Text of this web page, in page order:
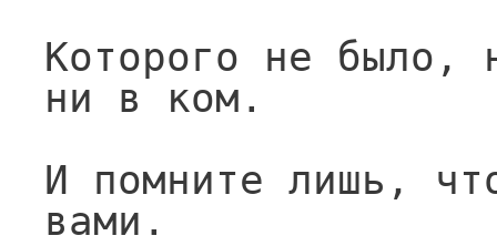
Которого не было,
ни в ком.
И помните лишь,
вами.